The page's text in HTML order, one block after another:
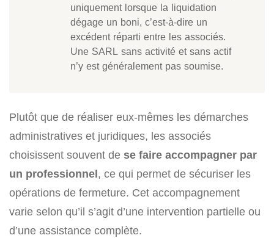
uniquement lorsque la liquidation
dégage un boni, c’est-à-dire un
excédent réparti entre les associés.
Une SARL sans activité et sans actif
n’y est généralement pas soumise.
Plutôt que de réaliser eux-mêmes les démarches
administratives et juridiques, les associés
choisissent souvent de se faire accompagner par
un professionnel, ce qui permet de sécuriser les
opérations de fermeture. Cet accompagnement
varie selon qu’il s’agit d’une intervention partielle ou
d’une assistance complète.